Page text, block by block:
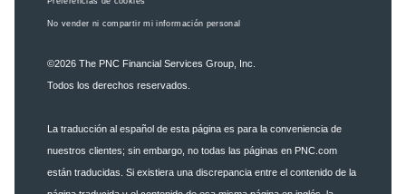
No vender ni compartir mi información personal
©2026 The PNC Financial Services Group, Inc.
Todos los derechos reservados.
La traducción al español de esta página es para la conveniencia de
nuestros clientes; sin embargo, no todas las páginas en PNC.com
están traducidas. Si existiera una discrepancia entre el contenido de la